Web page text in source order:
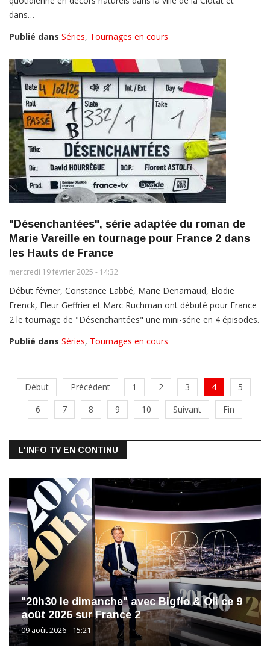
dans…
Publié dans Séries, Tournages en cours
"Désenchantées", série adaptée du roman de
Marie Vareille en tournage pour France 2 dans
les Hauts de France
mercredi 19 février 2025 - 14:32
Début février, Constance Labbé, Marie Denarnaud, Elodie
Frenck, Fleur Geffrier et Marc Ruchman ont débuté pour France
2 le tournage de "Désenchantées" une mini-série en 4 épisodes.
Publié dans Séries, Tournages en cours
Début Précédent 1 2 3 4
5
6
7 8 9 10 Suivant Fin
L'INFO TV EN CONTINU
"20h30 le dimanche" avec Bigflo & Oli ce 9
août 2026 sur France 2
09 août 2026 - 15:21